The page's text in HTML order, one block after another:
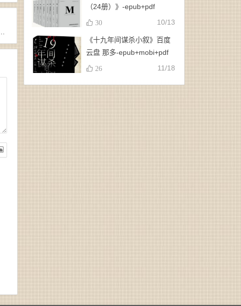
（24册）》-epub+pdf
30 10/13
《十九年间谋杀小叙》百度
云盘 那多-epub+mobi+pdf
26 11/18